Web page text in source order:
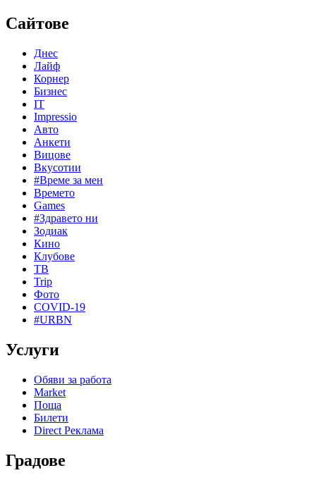
Сайтове
Днес
Лайф
Корнер
Бизнес
IT
Impressio
Авто
Анкети
Вицове
Вкусотии
#Време за мен
Времето
Games
#Здравето ни
Зодиак
Кино
Клубове
ТВ
Trip
Фото
COVID-19
#URBN
Услуги
Обяви за работа
Market
Поща
Билети
Direct Реклама
Градове